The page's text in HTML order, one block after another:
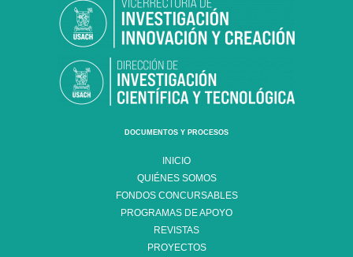
DOCUMENTOS Y PROCESOS
INICIO
QUIÉNES SOMOS
FONDOS CONCURSABLES
PROGRAMAS DE APOYO
REVISTAS
PROYECTOS